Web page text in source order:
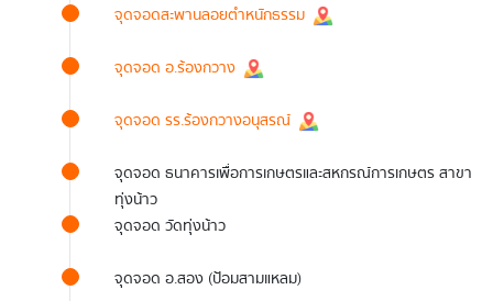
จุดจอดสะพานลอยตำหนักธรรม
จุดจอด อ.ร้องกวาง
จุดจอด รร.ร้องกวางอนุสรณ์
จุดจอด ธนาคารเพื่อการเกษตรและสหกรณ์การเกษตร สาขา
ทุ่งน้าว
จุดจอด วัดทุ่งน้าว
จุดจอด อ.สอง (ป้อมสามแหลม)